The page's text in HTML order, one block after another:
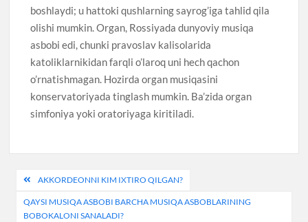
boshlaydi; u hattoki qushlarning sayrog’iga tahlid qila
olishi mumkin. Organ, Rossiyada dunyoviy musiqa
asbobi edi, chunki pravoslav kalisolarida
katoliklarnikidan farqli o’laroq uni hech qachon
o’rnatishmagan. Hozirda organ musiqasini
konservatoriyada tinglash mumkin. Ba’zida organ
simfoniya yoki oratoriyaga kiritiladi.
Post
menyusi
AKKORDEONNI KIM IXTIRO QILGAN?
QAYSI MUSIQA ASBOBI BARCHA MUSIQA ASBOBLARINING
BOBOKALONI SANALADI?